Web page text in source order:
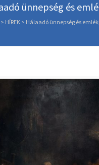
ünnepség és
> HÍREK > Hálaadó ünnepség és